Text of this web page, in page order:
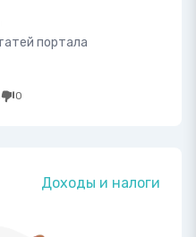
портала
0
Доходы и налоги